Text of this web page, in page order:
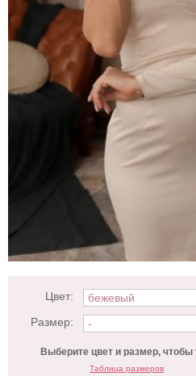
Цвет:
Размер:
Выберите цвет и размер, чтобы
Таблица размеров